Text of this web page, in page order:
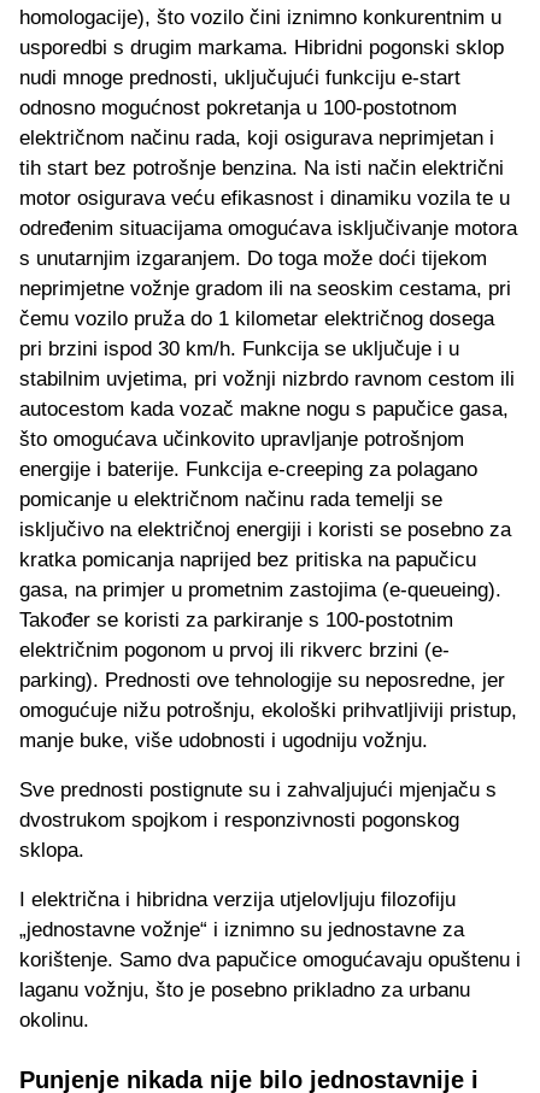
homologacije), što vozilo čini iznimno konkurentnim u
usporedbi s drugim markama. Hibridni pogonski sklop
nudi mnoge prednosti, uključujući funkciju e-start
odnosno mogućnost pokretanja u 100-postotnom
električnom načinu rada, koji osigurava neprimjetan i
tih start bez potrošnje benzina. Na isti način električni
motor osigurava veću efikasnost i dinamiku vozila te u
određenim situacijama omogućava isključivanje motora
s unutarnjim izgaranjem. Do toga može doći tijekom
neprimjetne vožnje gradom ili na seoskim cestama, pri
čemu vozilo pruža do 1 kilometar električnog dosega
pri brzini ispod 30 km/h. Funkcija se uključuje i u
stabilnim uvjetima, pri vožnji nizbrdo ravnom cestom ili
autocestom kada vozač makne nogu s papučice gasa,
što omogućava učinkovito upravljanje potrošnjom
energije i baterije. Funkcija e-creeping za polagano
pomicanje u električnom načinu rada temelji se
isključivo na električnoj energiji i koristi se posebno za
kratka pomicanja naprijed bez pritiska na papučicu
gasa, na primjer u prometnim zastojima (e-queueing).
Također se koristi za parkiranje s 100-postotnim
električnim pogonom u prvoj ili rikverc brzini (e-
parking). Prednosti ove tehnologije su neposredne, jer
omogućuje nižu potrošnju, ekološki prihvatljiviji pristup,
manje buke, više udobnosti i ugodniju vožnju.
Sve prednosti postignute su i zahvaljujući mjenjaču s
dvostrukom spojkom i responzivnosti pogonskog
sklopa.
I električna i hibridna verzija utjelovljuju filozofiju
„jednostavne vožnje“ i iznimno su jednostavne za
korištenje. Samo dva papučice omogućavaju opuštenu i
laganu vožnju, što je posebno prikladno za urbanu
okolinu.
Punjenje nikada nije bilo jednostavnije i